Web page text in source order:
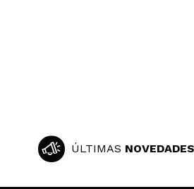
ÚLTIMAS NOVEDADES